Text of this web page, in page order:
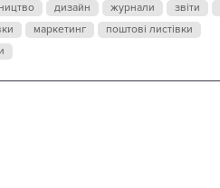
дизайн журнали звіти
маркетинг
поштові листівки